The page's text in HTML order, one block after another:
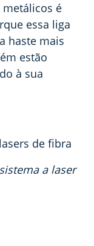
é
essa liga
haste mais
estão
à sua
a laser